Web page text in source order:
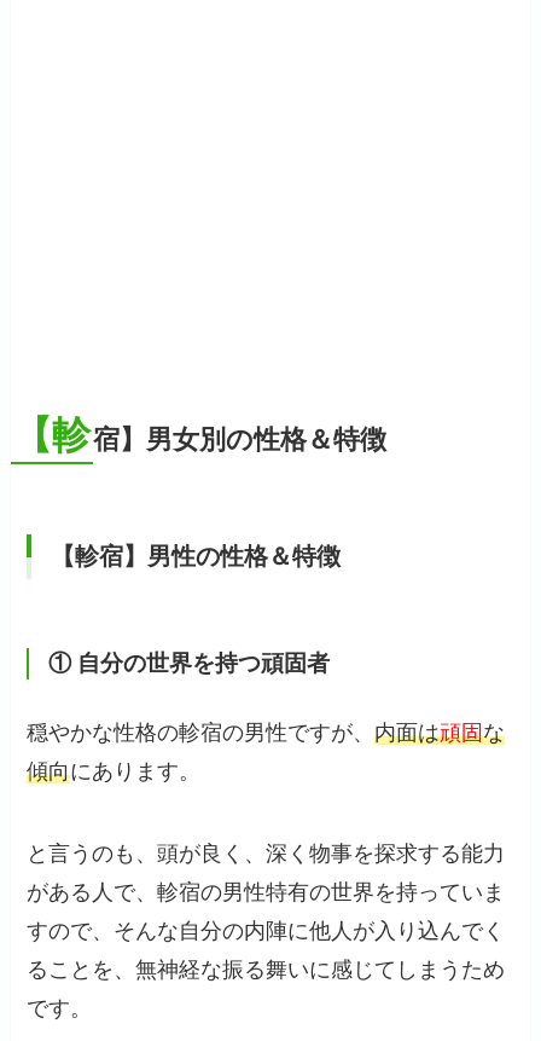
【軫宿】男女別の性格＆特徴
【軫宿】男性の性格＆特徴
① 自分の世界を持つ頑固者
穏やかな性格の軫宿の男性ですが、内面は頑固な
傾向にあります。
と言うのも、頭が良く、深く物事を探求する能力
がある人で、軫宿の男性特有の世界を持っていま
すので、そんな自分の内陣に他人が入り込んでく
ることを、無神経な振る舞いに感じてしまうため
です。